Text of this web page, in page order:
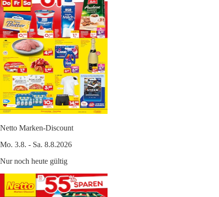
Netto Marken-Discount
Mo. 3.8. - Sa. 8.8.2026
Nur noch heute gültig